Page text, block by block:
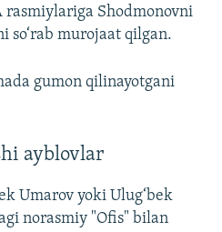
rasmiylariga Shodmonovni
so‘rab murojaat qilgan.
gumon qilinayotgani
ayblovlar
Umarov yoki Ulug‘bek
norasmiy "Ofis" bilan